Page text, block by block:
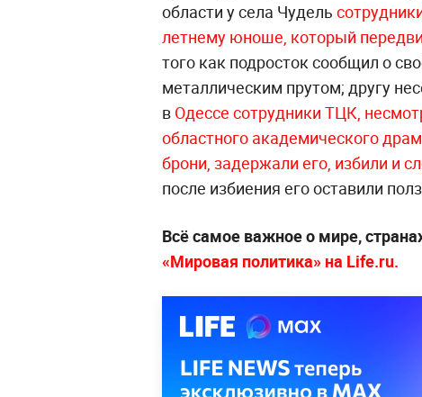
области у села Чудель
летнему юноше, который
того как подросток сообщил о
металлическим прутом; другу
в Одессе сотрудники ТЦК,
областного академического
брони, задержали его, избили и
после избиения его оставили
Всё самое важное о мире,
«Мировая политика» на Life.ru.